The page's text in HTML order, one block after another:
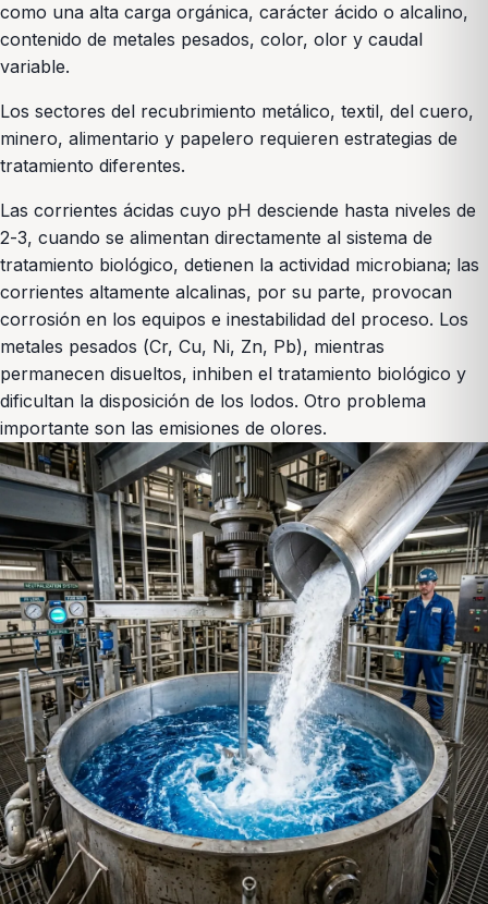
como una alta carga orgánica, carácter ácido o alcalino,
contenido de metales pesados, color, olor y caudal
variable.
Los sectores del recubrimiento metálico, textil, del cuero,
minero, alimentario y papelero requieren estrategias de
tratamiento diferentes.
Las corrientes ácidas cuyo pH desciende hasta niveles de
2-3, cuando se alimentan directamente al sistema de
tratamiento biológico, detienen la actividad microbiana; las
corrientes altamente alcalinas, por su parte, provocan
corrosión en los equipos e inestabilidad del proceso. Los
metales pesados (Cr, Cu, Ni, Zn, Pb), mientras
permanecen disueltos, inhiben el tratamiento biológico y
dificultan la disposición de los lodos. Otro problema
importante son las emisiones de olores.